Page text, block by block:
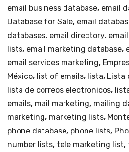
email business database, email
Database for Sale, email
databases, email directory,
lists, email marketing database,
email services marketing,
México, list of emails, lista, Lista
lista de correos electronicos,
emails, mail marketing, mailing
marketing, marketing lists,
phone database, phone lists,
number lists, tele marketing list,